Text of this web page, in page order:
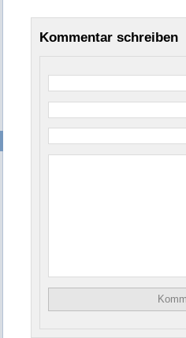
Kommentar schreiben